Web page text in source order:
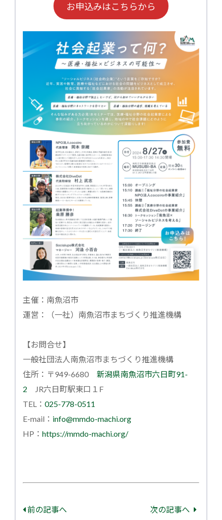
お申込みはこちらから
主催：南魚沼市
運営：（一社）南魚沼市まちづくり推進機構
【お問合せ】
一般社団法人南魚沼市まちづくり推進機構
住所：〒949-6680 新潟県南魚沼市六日町91-
2 JR六日町駅東口１F
TEL： 025-778-0511
E-mail： info@mmdo-machi.org
HP： https://mmdo-machi.org/
前の記事へ 次の記事へ